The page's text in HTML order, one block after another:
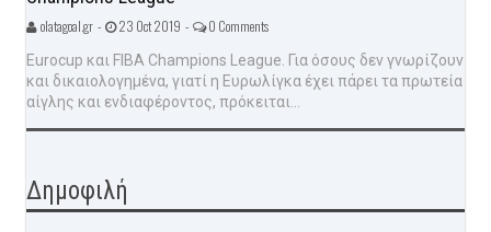
olatagoal.gr - 23 Oct 2019 - 0 Comments
Eurocup και FIBA Champions League. Για όσους δεν γνωρίζουν
και δικαιολογημένα, γιατί η Ευρωλίγκα έχει πάρει τα πρωτεία
αίγλης και ενδιαφέροντος, πρόκειται...
Δημοφιλή